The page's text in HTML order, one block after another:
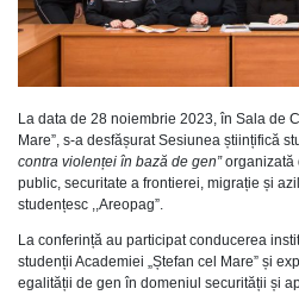
La data de 28 noiembrie 2023, în Sala de
Mare”, s-a desfășurat Sesiunea științifică
contra violenței în bază de gen”organizată
public, securitate a frontierei, migrație și
studențesc ,,Areopag”.
La conferință au participat conducerea
studenții Academiei „Ștefan cel Mare” și
egalității de gen în domeniul securității și